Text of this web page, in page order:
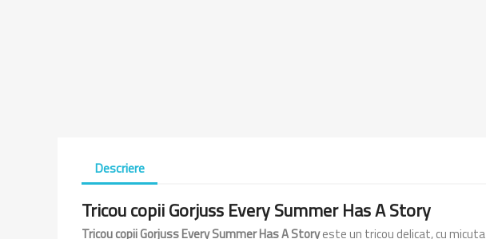
Descriere
Tricou copii Gorjuss Every Summer Has A Story
Tricou copii Gorjuss Every Summer Has A Storyeste un tricou delicat, cu micuta